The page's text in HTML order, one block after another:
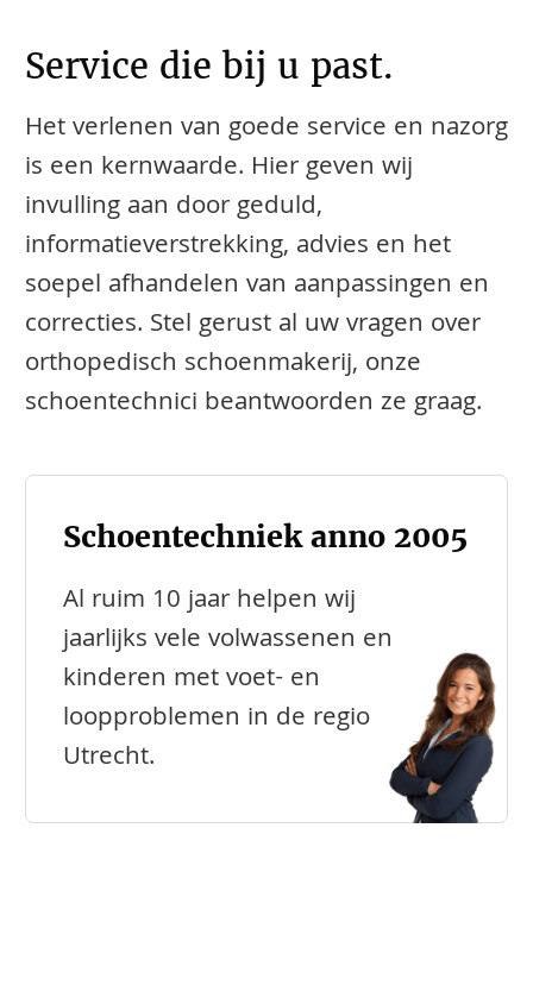
Service die bij u past.
Het verlenen van goede service en nazorg
is een kernwaarde. Hier geven wij
invulling aan door geduld,
informatieverstrekking, advies en het
soepel afhandelen van aanpassingen en
correcties. Stel gerust al uw vragen over
orthopedisch schoenmakerij, onze
schoentechnici beantwoorden ze graag.
Schoentechniek anno 2005
Al ruim 10 jaar helpen wij
jaarlijks vele volwassenen en
kinderen met voet- en
loopproblemen in de regio
Utrecht.